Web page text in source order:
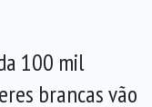
100 mil
brancas vão